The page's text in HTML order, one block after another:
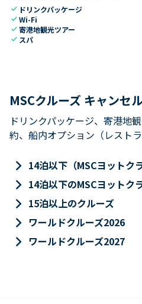
check ドリンクパッケージ
checkWi-Fi
check寄港地観光ツアー
check スパ
MSCクルーズ キャンセ
ドリンクパッケージ、寄港地
約、船内オプション（レスト
keyboard_arrow_right 14泊以下（MSCヨットク
keyboard_arrow_right 14泊以下のMSCヨットク
keyboard_arrow_right 15泊以上のクルーズ
keyboard_arrow_right ワールドクルーズ2026
keyboard_arrow_right ワールドクルーズ2027